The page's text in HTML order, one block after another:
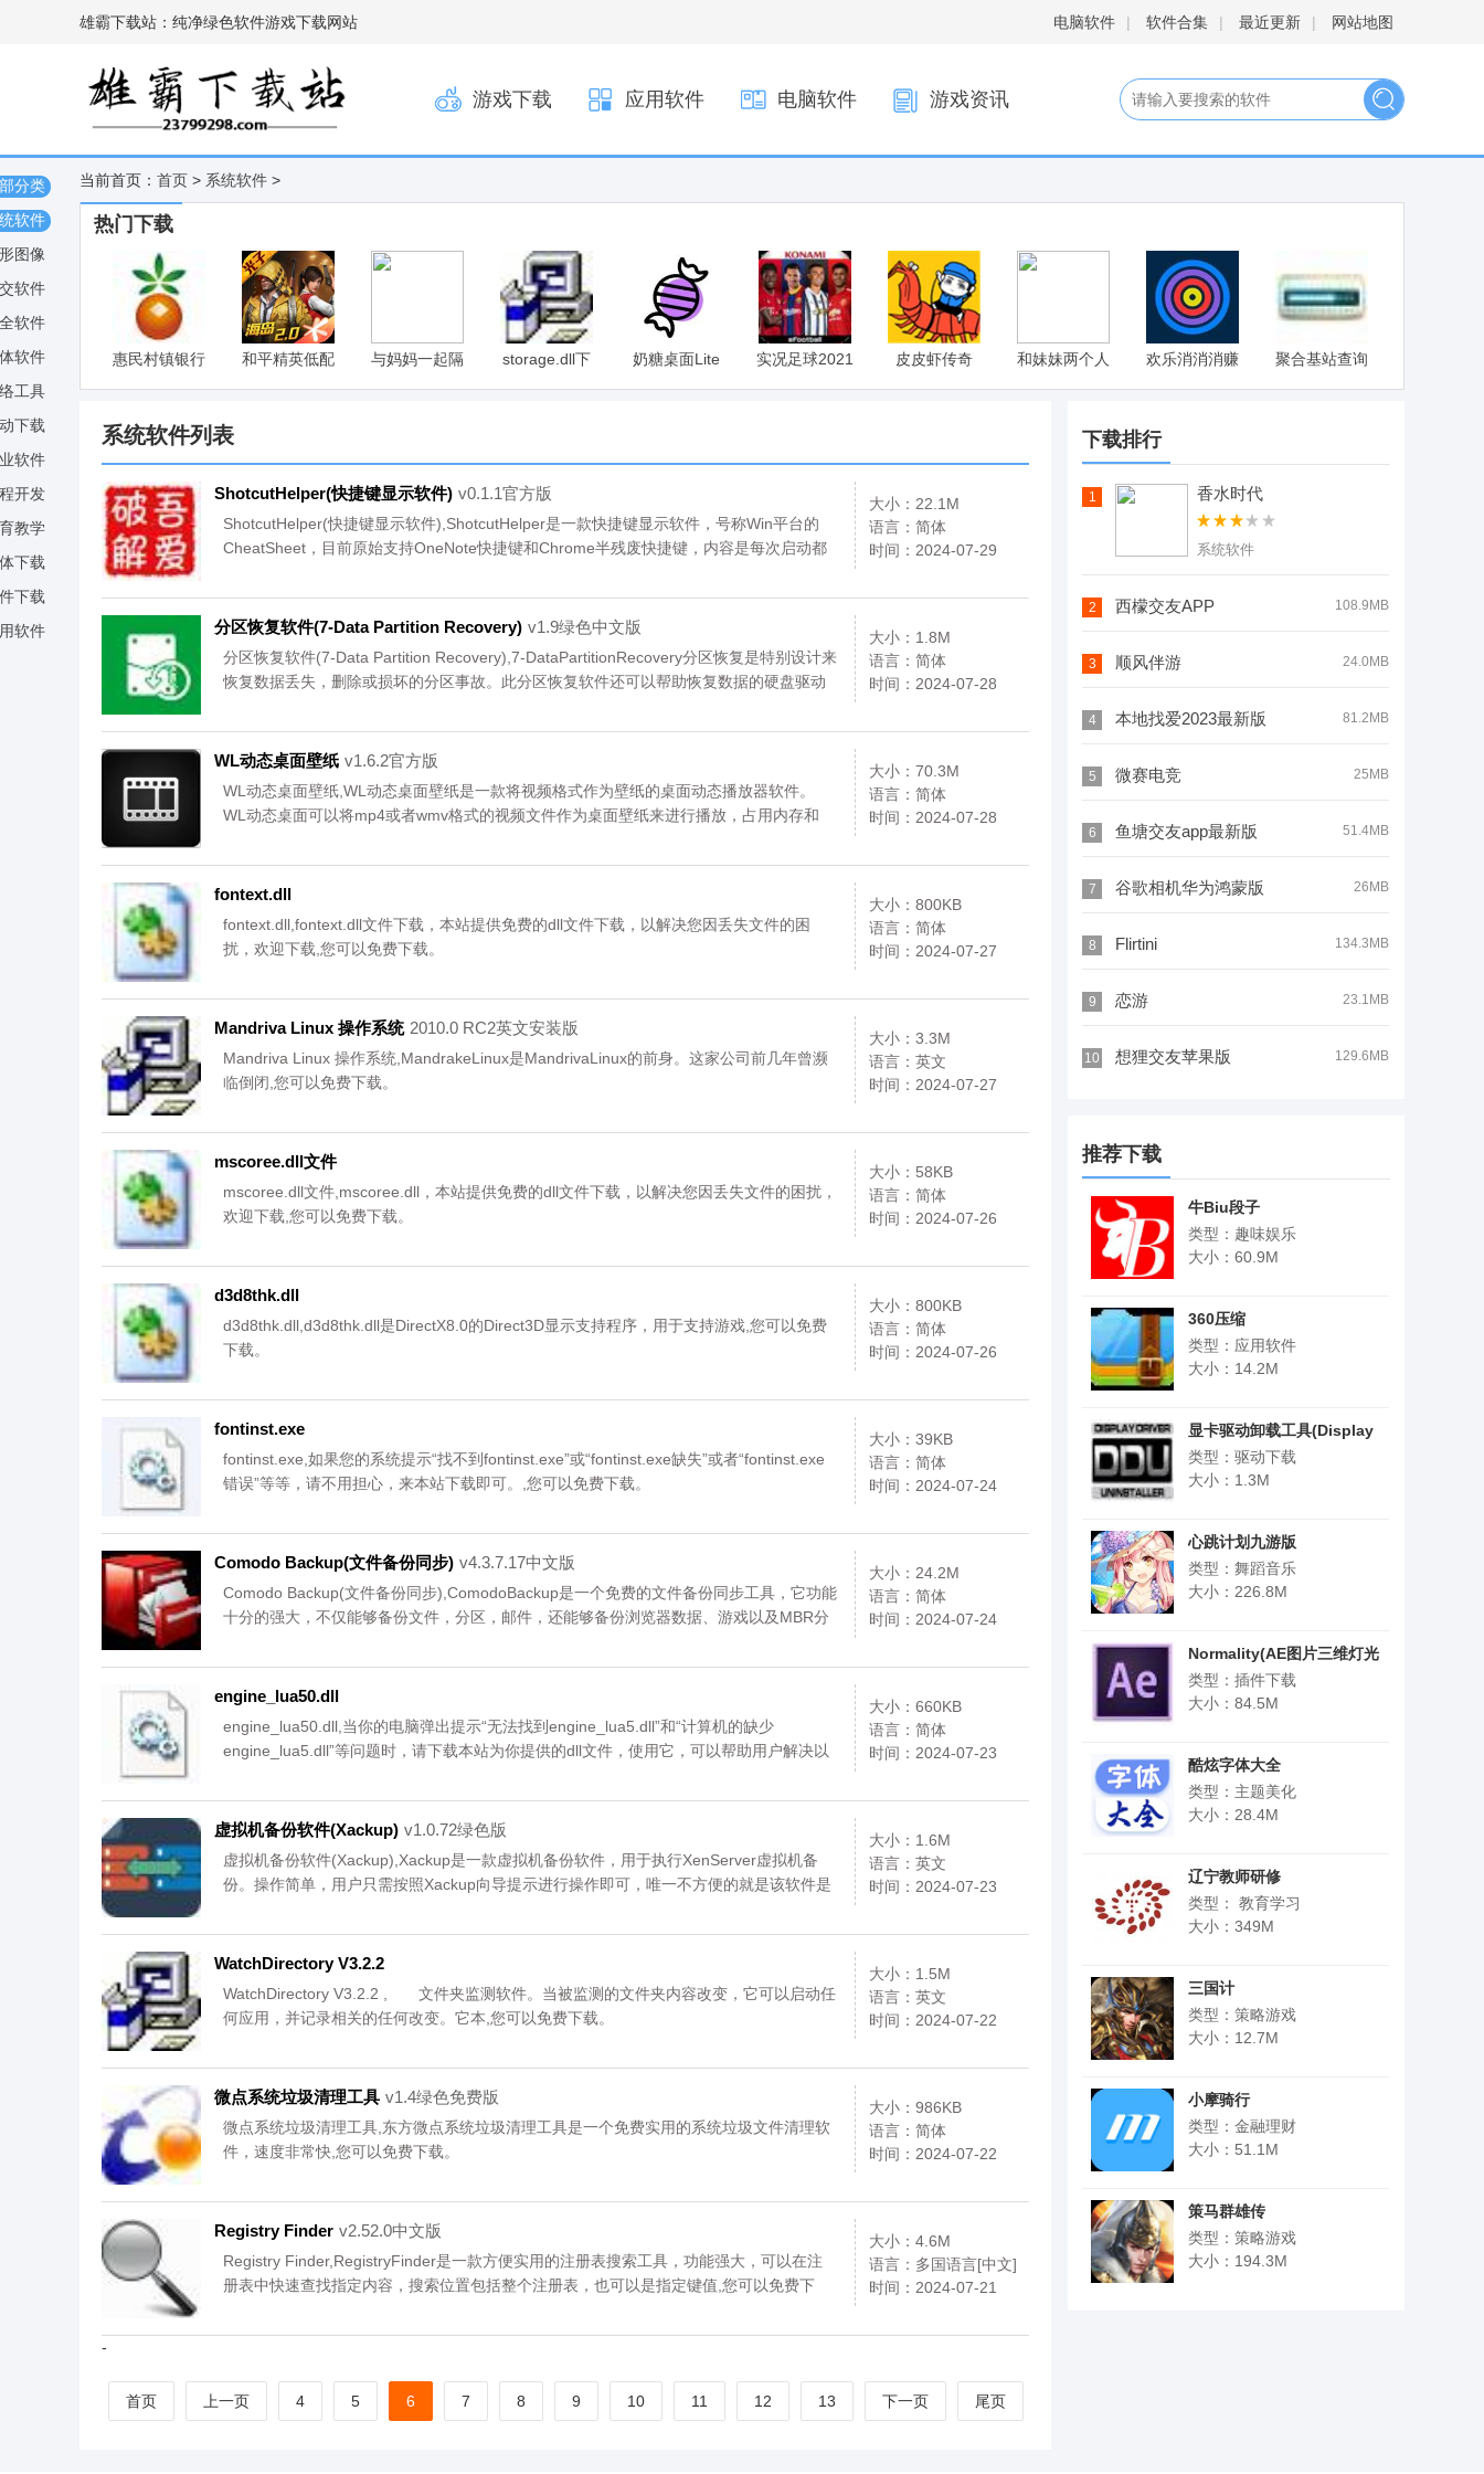
雄霸下载站：纯净绿色软件游戏下载网站 电脑软件 | 软件合集 | 最近更新 | 网站地图
游戏下载 应用软件 电脑软件 游戏资讯
当前首页： 首页 > 系统软件 >
热门下载
惠民村镇银行
网银助手
和平精英低配
版
与妈妈一起隔
离V6最新版
storage.dll下
载
奶糖桌面Lite 实况足球2021 皮皮虾传奇
和妹妹两个人
看家安卓汉化
欢乐消消消赚
钱版
聚合基站查询
系统软件列表
大小：22.1M
语言：简体
时间：2024-07-29
ShotcutHelper(快捷键显示软件) v0.1.1官方版
ShotcutHelper(快捷键显示软件),ShotcutHelper是一款快捷键显示软件，号称Win平台的
CheatSheet，目前原始支持OneNote快捷键和Chrome半残废快捷键，内容是每次启动都
大小：1.8M
语言：简体
时间：2024-07-28
分区恢复软件(7-Data Partition Recovery) v1.9绿色中文版
分区恢复软件(7-Data Partition Recovery),7-DataPartitionRecovery分区恢复是特别设计来
恢复数据丢失，删除或损坏的分区事故。此分区恢复软件还可以帮助恢复数据的硬盘驱动
大小：70.3M
语言：简体
时间：2024-07-28
WL动态桌面壁纸 v1.6.2官方版
WL动态桌面壁纸,WL动态桌面壁纸是一款将视频格式作为壁纸的桌面动态播放器软件。
WL动态桌面可以将mp4或者wmv格式的视频文件作为桌面壁纸来进行播放，占用内存和
大小：800KB
语言：简体
时间：2024-07-27
fontext.dll
fontext.dll,fontext.dll文件下载，本站提供免费的dll文件下载，以解决您因丢失文件的困
扰，欢迎下载,您可以免费下载。
大小：3.3M
语言：英文
时间：2024-07-27
Mandriva Linux 操作系统 2010.0 RC2英文安装版
Mandriva Linux 操作系统,MandrakeLinux是MandrivaLinux的前身。这家公司前几年曾濒
临倒闭,您可以免费下载。
大小：58KB
语言：简体
时间：2024-07-26
mscoree.dll文件
mscoree.dll文件,mscoree.dll，本站提供免费的dll文件下载，以解决您因丢失文件的困扰，
欢迎下载,您可以免费下载。
大小：800KB
语言：简体
时间：2024-07-26
d3d8thk.dll
d3d8thk.dll,d3d8thk.dll是DirectX8.0的Direct3D显示支持程序，用于支持游戏,您可以免费
下载。
大小：39KB
语言：简体
时间：2024-07-24
fontinst.exe
fontinst.exe,如果您的系统提示“找不到fontinst.exe”或“fontinst.exe缺失”或者“fontinst.exe
错误”等等，请不用担心，来本站下载即可。,您可以免费下载。
大小：24.2M
语言：简体
时间：2024-07-24
Comodo Backup(文件备份同步) v4.3.7.17中文版
Comodo Backup(文件备份同步),ComodoBackup是一个免费的文件备份同步工具，它功能
十分的强大，不仅能够备份文件，分区，邮件，还能够备份浏览器数据、游戏以及MBR分
大小：660KB
语言：简体
时间：2024-07-23
engine_lua50.dll
engine_lua50.dll,当你的电脑弹出提示“无法找到engine_lua5.dll”和“计算机的缺少
engine_lua5.dll”等问题时，请下载本站为你提供的dll文件，使用它，可以帮助用户解决以
大小：1.6M
语言：英文
时间：2024-07-23
虚拟机备份软件(Xackup) v1.0.72绿色版
虚拟机备份软件(Xackup),Xackup是一款虚拟机备份软件，用于执行XenServer虚拟机备
份。操作简单，用户只需按照Xackup向导提示进行操作即可，唯一不方便的就是该软件是
大小：1.5M
语言：英文
时间：2024-07-22
WatchDirectory V3.2.2
WatchDirectory V3.2.2 , 文件夹监测软件。当被监测的文件夹内容改变，它可以启动任
何应用，并记录相关的任何改变。它本,您可以免费下载。
大小：986KB
语言：简体
时间：2024-07-22
微点系统垃圾清理工具 v1.4绿色免费版
微点系统垃圾清理工具,东方微点系统垃圾清理工具是一个免费实用的系统垃圾文件清理软
件，速度非常快,您可以免费下载。
大小：4.6M
语言：多国语言[中文]
时间：2024-07-21
Registry Finder v2.52.0中文版
Registry Finder,RegistryFinder是一款方便实用的注册表搜索工具，功能强大，可以在注
册表中快速查找指定内容，搜索位置包括整个注册表，也可以是指定键值,您可以免费下
-
首页 上一页 4 5 6 7 8 9 10 11 12 13 下一页 尾页
下载排行
1 香水时代
系统软件
2 108.9MB
西檬交友APP
3 24.0MB
顺风伴游
4 81.2MB
本地找爱2023最新版
5 25MB
微赛电竞
6 51.4MB
鱼塘交友app最新版
7 26MB
谷歌相机华为鸿蒙版
8 134.3MB
Flirtini
9 23.1MB
恋游
10 129.6MB
想狸交友苹果版
推荐下载
牛Biu段子
类型：趣味娱乐
大小：60.9M
360压缩
类型：应用软件
大小：14.2M
显卡驱动卸载工具(Display
Driver Uninstaller)
类型：驱动下载
大小：1.3M
心跳计划九游版
类型：舞蹈音乐
大小：226.8M
Normality(AE图片三维灯光
插件)
类型：插件下载
大小：84.5M
酷炫字体大全
类型：主题美化
大小：28.4M
辽宁教师研修
类型： 教育学习
大小：349M
三国计
类型：策略游戏
大小：12.7M
小摩骑行
类型：金融理财
大小：51.1M
策马群雄传
类型：策略游戏
大小：194.3M
分类
软件
图像
软件
软件
软件
工具
下载
软件
开发
教学
下载
下载
软件